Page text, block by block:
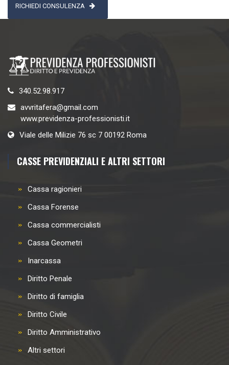
RICHIEDI CONSULENZA
340.52.98.917
avvritafera@gmail.com
www.previdenza-professionisti.it
Viale delle Milizie 76 sc 7 00192 Roma
CASSE PREVIDENZIALI E ALTRI SETTORI
Cassa ragionieri
Cassa Forense
Cassa commercialisti
Cassa Geometri
Inarcassa
Diritto Penale
Diritto di famiglia
Diritto Civile
Diritto Amministrativo
Altri settori